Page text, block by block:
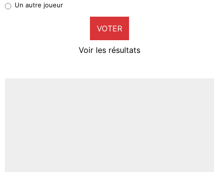
9%
Un autre joueur
VOTER
Voir les résultats